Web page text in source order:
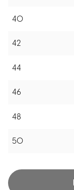
40
42
44
46
48
50